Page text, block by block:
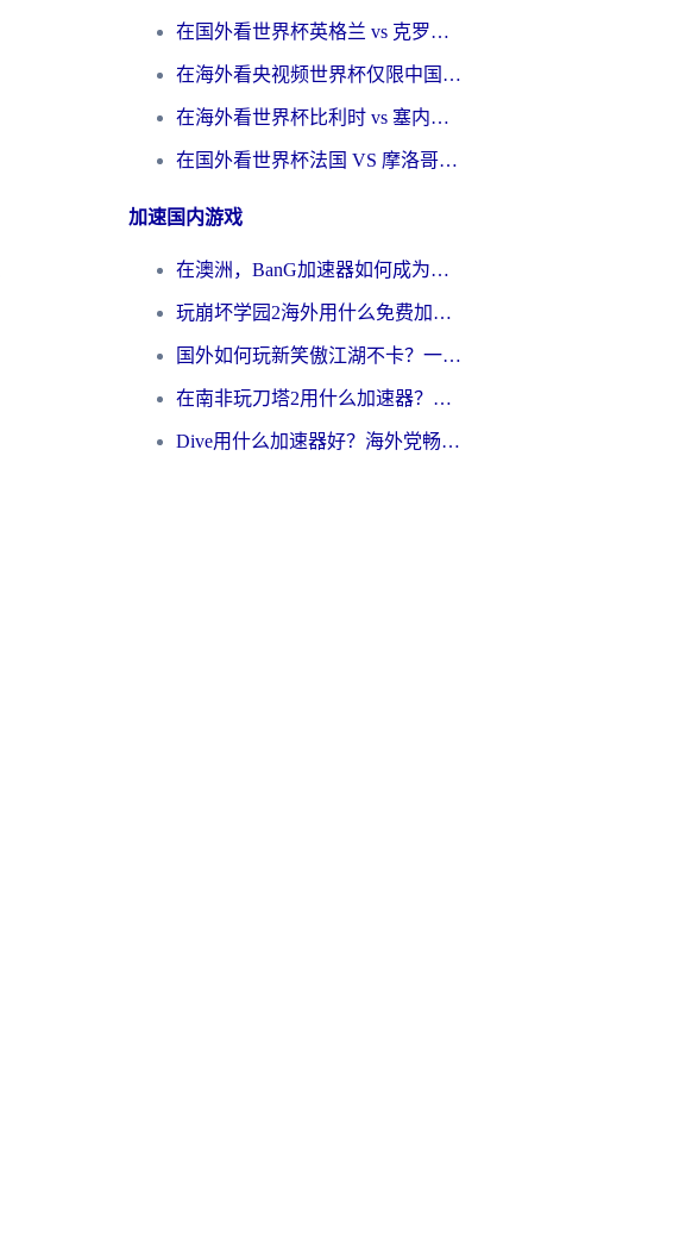
在国外看世界杯英格兰 vs 克罗地亚当前地区不可播放？这篇指南帮你搞定所有海外观赛难题
在海外看央视频世界杯仅限中国大陆？这篇指南帮你解锁中文解说+无卡顿直播
在海外看世界杯比利时 vs 塞内加尔仅限中国大陆？我找到了最流畅的中文解说之路
在国外看世界杯法国 VS 摩洛哥仅限中国大陆？海外党这样看中文解说赛事不卡顿
加速国内游戏
在澳洲，BanG加速器如何成为你国服游戏的“时光机”？
玩崩坏学园2海外用什么免费加速器好？2026海外党亲测国服游戏加速指南
国外如何玩新笑傲江湖不卡？一份给海外游子的终极网络指南
在南非玩刀塔2用什么加速器？一份给海外游子的终极生存指南
Dive用什么加速器好？海外党畅玩国服游戏的终极避坑指南